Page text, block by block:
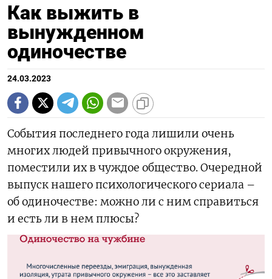
Как выжить в
вынужденном
одиночестве
24.03.2023
События последнего года лишили очень
многих людей привычного окружения,
поместили их в чуждое общество. Очередной
выпуск нашего психологического сериала –
об одиночестве: можно ли с ним справиться
и есть ли в нем плюсы?